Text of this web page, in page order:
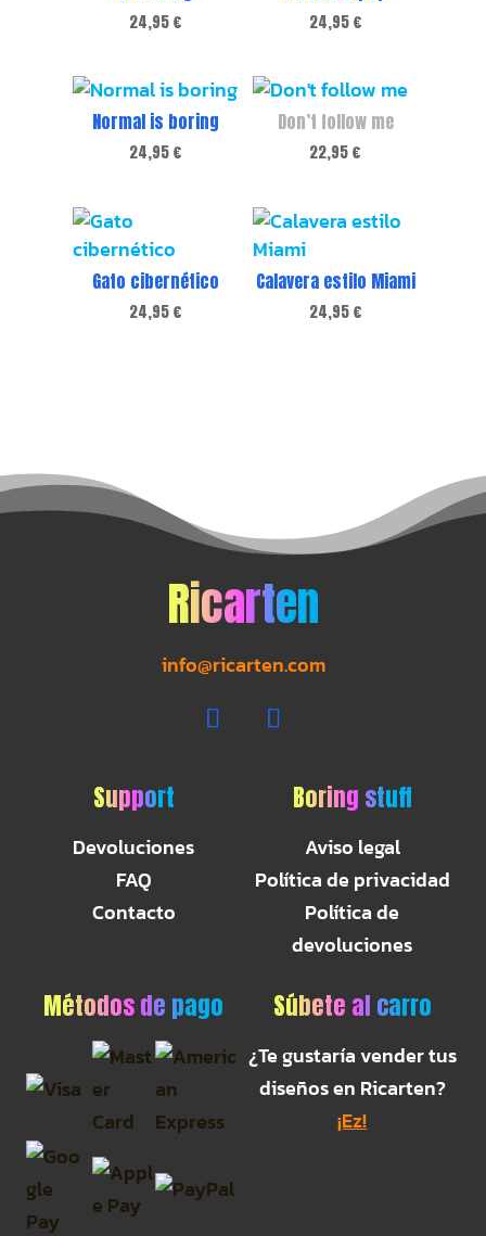
24,95€ 24,95€
Normal is boring
24,95€
Don’t follow me
22,95€
Gato cibernético
24,95€
Calavera estilo Miami
24,95€
Ricarten
info@ricarten.com
Support
Devoluciones
FAQ
Contacto
Boring stuff
Aviso legal
Política de privacidad
Política de
devoluciones
Métodos de pago Súbete al carro
¿Te gustaría vender tus
diseños en Ricarten?
¡Ez!